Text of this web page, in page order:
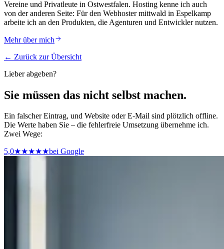
Vereine und Privatleute in Ostwestfalen. Hosting kenne ich auch
von der anderen Seite: Für den Webhoster mittwald in Espelkamp
arbeite ich an den Produkten, die Agenturen und Entwickler nutzen.
Mehr über mich
← Zurück zur Übersicht
Lieber abgeben?
Sie müssen das nicht selbst machen.
Ein falscher Eintrag, und Website oder E-Mail sind plötzlich offline.
Die Werte haben Sie – die fehlerfreie Umsetzung übernehme ich.
Zwei Wege:
5,0★★★★★bei Google